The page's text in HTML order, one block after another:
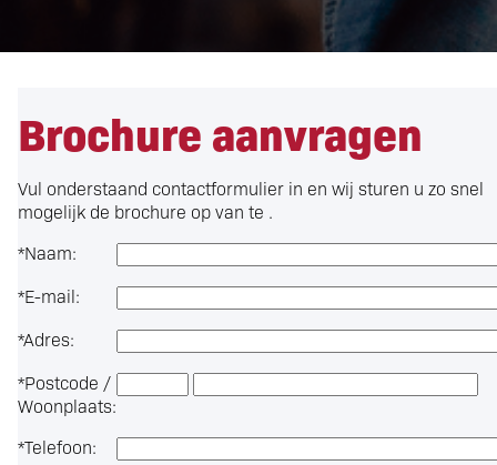
Brochure aanvragen
Vul onderstaand contactformulier in en wij sturen u zo snel
mogelijk de brochure op van te .
*Naam:
*E-mail:
*Adres:
*Postcode /
Woonplaats:
*Telefoon: